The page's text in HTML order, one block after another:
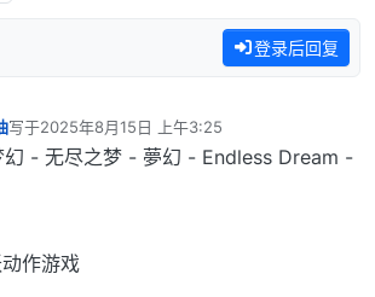
登录后回复
写于2025年8月15日 上午3:25
最后由 编辑
- 无尽之梦 - 夢幻 - Endless Dream -
作游戏